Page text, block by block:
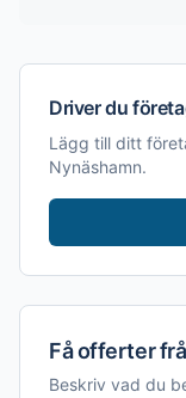
Driver du
Lägg till ditt
Nynäshamn.
Få offerter
Beskriv vad du